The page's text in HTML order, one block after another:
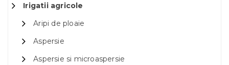
Irigatii agricole
Aripi de ploaie
Aspersie
Aspersie si microaspersie